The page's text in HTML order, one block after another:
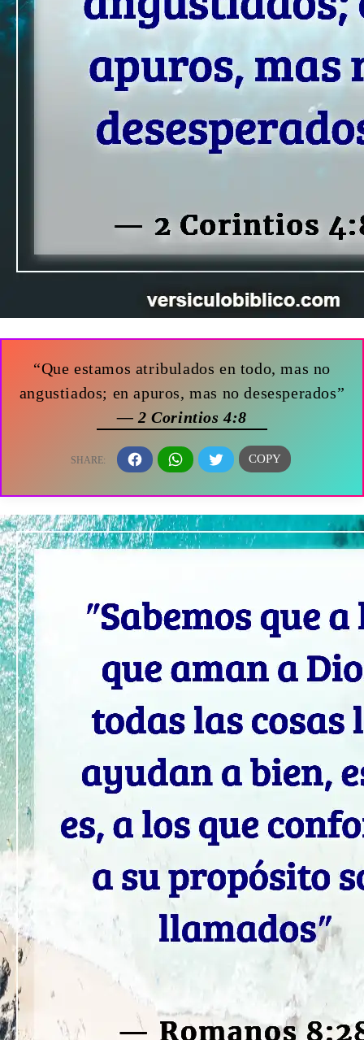
“Que estamos atribulados en todo, mas no
angustiados; en apuros, mas no desesperados”
— 2 Corintios 4:8